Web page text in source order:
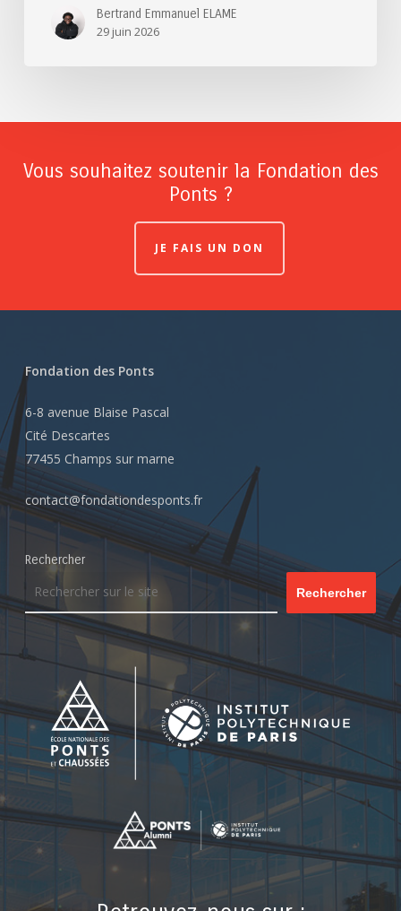
Bertrand Emmanuel ELAME
29 juin 2026
Vous souhaitez soutenir la Fondation des
Ponts ?
JE FAIS UN DON
Fondation des Ponts
6-8 avenue Blaise Pascal
Cité Descartes
77455 Champs sur marne
contact@fondationdesponts.fr
Rechercher
Rechercher